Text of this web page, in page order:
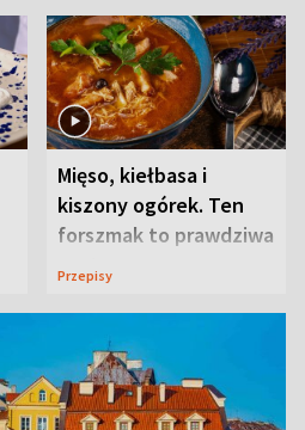
Mięso, kiełbasa i
kiszony ogórek. Ten
forszmak to prawdziwa
uczta
Przepisy